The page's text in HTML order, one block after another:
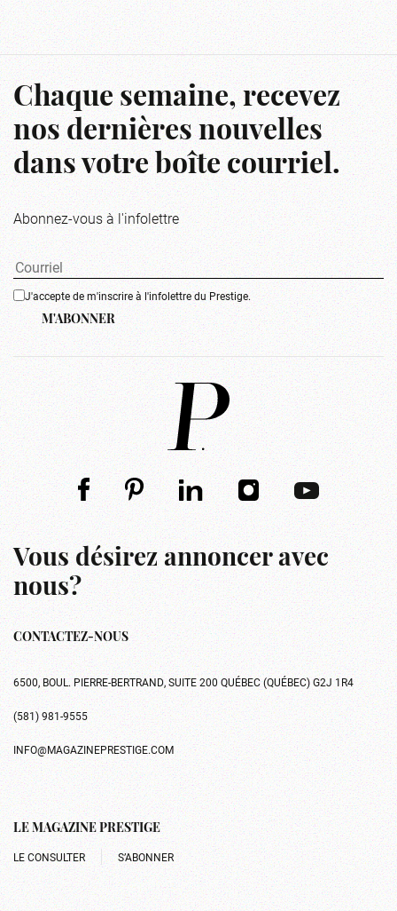
Chaque semaine, recevez
nos dernières nouvelles
dans votre boîte courriel.
Abonnez-vous à l'infolettre
J'accepte de m'inscrire à l'infolettre du Prestige.
M'ABONNER
Vous désirez annoncer avec
nous?
CONTACTEZ-NOUS
6500, BOUL. PIERRE-BERTRAND, SUITE 200 QUÉBEC (QUÉBEC) G2J 1R4
(581) 981-9555
INFO@MAGAZINEPRESTIGE.COM
LE MAGAZINE PRESTIGE
LE CONSULTER S’ABONNER